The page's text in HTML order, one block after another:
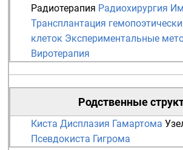
Радиотерапия Радиохирургия
Трансплантация
клеток Экспериментальные
Виротерапия
Родственные
Киста Дисплазия Гамартома
Псевдокиста Гигрома